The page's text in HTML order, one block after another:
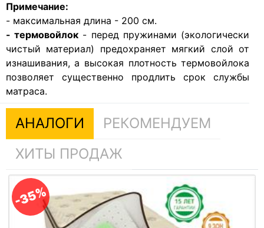
Примечание:
- максимальная длина - 200 см.
- термовойлок- перед пружинами (экологически
чистый материал) предохраняет мягкий слой от
изнашивания, а высокая плотность термовойлока
позволяет существенно продлить срок службы
матраса.
АНАЛОГИ
РЕКОМЕНДУЕМ
ХИТЫ ПРОДАЖ
-35%